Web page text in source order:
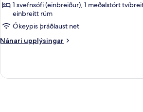
fyrir
Family
Room
-
1 svefnsófi (einbreiður), 1 meðalstórt
einbreitt rúm
Ókeypis þráðlaust net
Nánari upplýsingar
Nánari
Room